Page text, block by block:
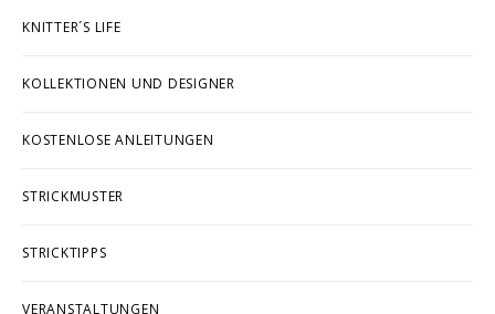
KNITTER´S LIFE
KOLLEKTIONEN UND DESIGNER
KOSTENLOSE ANLEITUNGEN
STRICKMUSTER
STRICKTIPPS
VERANSTALTUNGEN